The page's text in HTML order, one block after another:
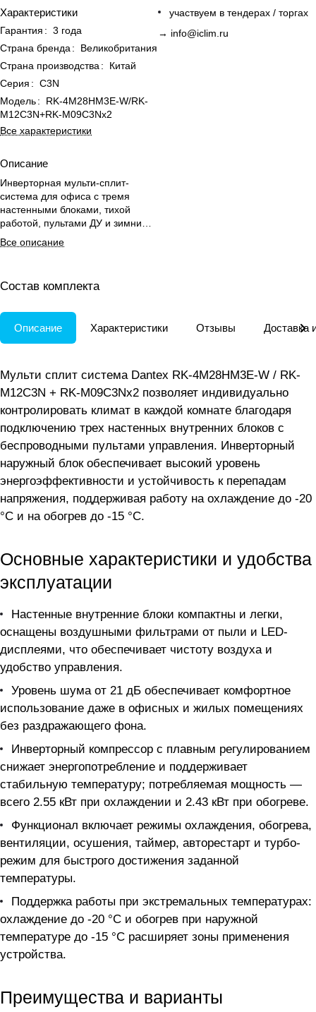
Характеристики
Гарантия : 3 года
Страна бренда :
Великобритания
Страна производства :
Китай
Серия : C3N
Модель:
RK-4M28HM3E-W/RK-
M12C3N+RK-M09C3Nx2
Все характеристики
Описание
Инверторная мульти-сплит-
система для офиса с тремя
настенными блоками, тихой
работой, пультами ДУ и зимним
пуском для круглогодичного
комфорта
Все описание
участвуем в тендерах / торгах
→ info@iclim.ru
Состав комплекта
Описание Характеристики Отзывы Доставка
Мульти сплит система Dantex RK-4M28HM3E-W / RK-
M12C3N + RK-M09C3Nx2 позволяет индивидуально
контролировать климат в каждой комнате благодаря
подключению трех настенных внутренних блоков с
беспроводными пультами управления. Инверторный
наружный блок обеспечивает высокий уровень
энергоэффективности и устойчивость к перепадам
напряжения, поддерживая работу на охлаждение до -20
°C и на обогрев до -15 °C.
Основные характеристики и удобства
эксплуатации
Настенные внутренние блоки компактны и легки,
оснащены воздушными фильтрами от пыли и LED-
дисплеями, что обеспечивает чистоту воздуха и
удобство управления.
Уровень шума от 21 дБ обеспечивает комфортное
использование даже в офисных и жилых помещениях
без раздражающего фона.
Инверторный компрессор с плавным регулированием
снижает энергопотребление и поддерживает
стабильную температуру; потребляемая мощность —
всего 2.55 кВт при охлаждении и 2.43 кВт при обогреве.
Функционал включает режимы охлаждения, обогрева,
вентиляции, осушения, таймер, авторестарт и турбо-
режим для быстрого достижения заданной
температуры.
Поддержка работы при экстремальных температурах:
охлаждение до -20 °C и обогрев при наружной
температуре до -15 °C расширяет зоны применения
устройства.
Преимущества и варианты